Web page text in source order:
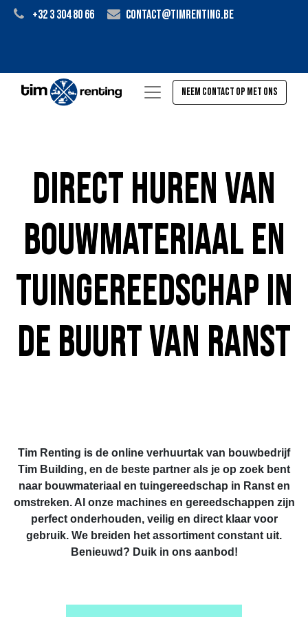
+32 3 304 80 66 contact@timrenting.be
Neem contact op met ons
Direct huren van
bouwmateriaal en
tuingereedschap in
de buurt van Ranst
Tim Renting is de online verhuurtak van bouwbedrijf
Tim Building, en de beste partner als je op zoek bent
naar bouwmateriaal en tuingereedschap in Ranst en
omstreken. Al onze machines en gereedschappen zijn
perfect onderhouden, veilig en direct klaar voor
gebruik. We breiden het assortiment constant uit.
Benieuwd? Duik in ons aanbod!